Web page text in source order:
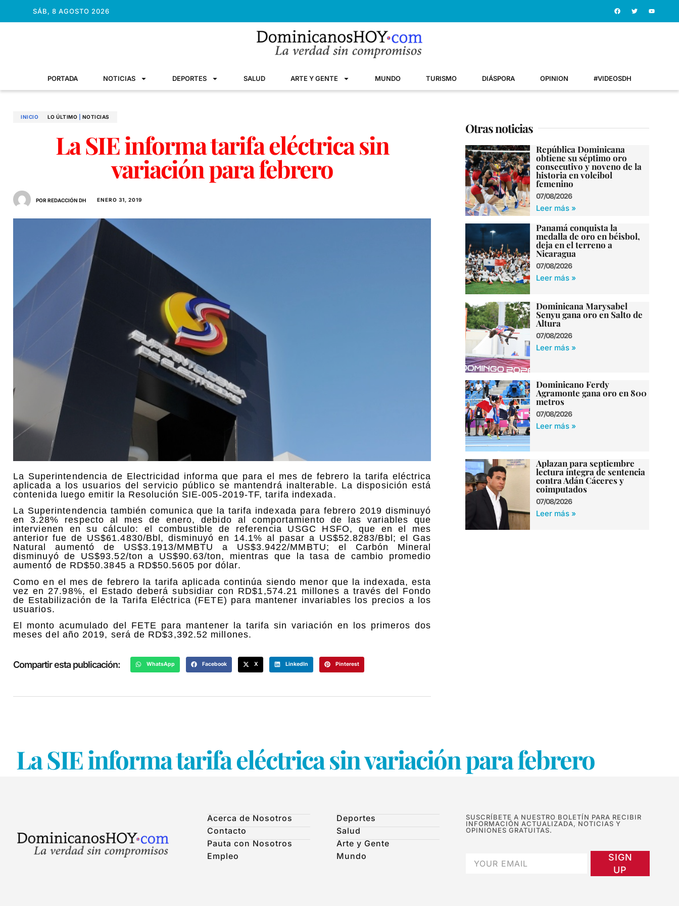
SÁB, 8 AGOSTO 2026
PORTADA NOTICIAS DEPORTES SALUD ARTE Y GENTE MUNDO TURISMO DIÁSPORA OPINION #VIDEOSDH
INICIO LO ÚLTIMO NOTICIAS
La SIE informa tarifa eléctrica sin
variación para febrero
POR REDACCIÓN DH ENERO 31, 2019
La Superintendencia de Electricidad informa que para el mes de febrero la tarifa eléctrica
aplicada a los usuarios del servicio público se mantendrá inalterable. La disposición está
contenida luego emitir la Resolución SIE-005-2019-TF, tarifa indexada.
La Superintendencia también comunica que la tarifa indexada para febrero 2019 disminuyó
en 3.28% respecto al mes de enero, debido al comportamiento de las variables que
intervienen en su cálculo: el combustible de referencia USGC HSFO, que en el mes
anterior fue de US$61.4830/Bbl, disminuyó en 14.1% al pasar a US$52.8283/Bbl; el Gas
Natural aumentó de US$3.1913/MMBTU a US$3.9422/MMBTU; el Carbón Mineral
disminuyó de US$93.52/ton a US$90.63/ton, mientras que la tasa de cambio promedio
aumentó de RD$50.3845 a RD$50.5605 por dólar.
Como en el mes de febrero la tarifa aplicada continúa siendo menor que la indexada, esta
vez en 27.98%, el Estado deberá subsidiar con RD$1,574.21 millones a través del Fondo
de Estabilización de la Tarifa Eléctrica (FETE) para mantener invariables los precios a los
usuarios.
El monto acumulado del FETE para mantener la tarifa sin variación en los primeros dos
meses del año 2019, será de RD$3,392.52 millones.
Compartir esta publicación: WhatsApp Facebook X LinkedIn Pinterest
Otras noticias
República Dominicana
obtiene su séptimo oro
consecutivo y noveno de la
historia en voleibol
femenino
07/08/2026
Leer más »
Panamá conquista la
medalla de oro en béisbol,
deja en el terreno a
Nicaragua
07/08/2026
Leer más »
Dominicana Marysabel
Senyu gana oro en Salto de
Altura
07/08/2026
Leer más »
Dominicano Ferdy
Agramonte gana oro en 800
metros
07/08/2026
Leer más »
Aplazan para septiembre
lectura íntegra de sentencia
contra Adán Cáceres y
coimputados
07/08/2026
Leer más »
La SIE informa tarifa eléctrica sin variación para febrero
Acerca de Nosotros
Contacto
Pauta con Nosotros
Empleo
Deportes
Salud
Arte y Gente
Mundo
SUSCRÍBETE A NUESTRO BOLETÍN PARA RECIBIR
INFORMACIÓN ACTUALIZADA, NOTICIAS Y
OPINIONES GRATUITAS.
SIGN
UP